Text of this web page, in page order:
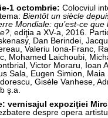
1 octombrie: Colocviul
Bientôt un siècle
Mondiale: qu’est-ce que
, ediţia a XV-a, 2016.
Dan Berindei,
Valeriu Iona-Franc,
Mohamed Laichoubi,
Victor Moraru, Ioan
Sala, Eugen Simion, Maia
Gisèle Vanhese,
ş.a.
vernisajul expoziţiei
despre opera